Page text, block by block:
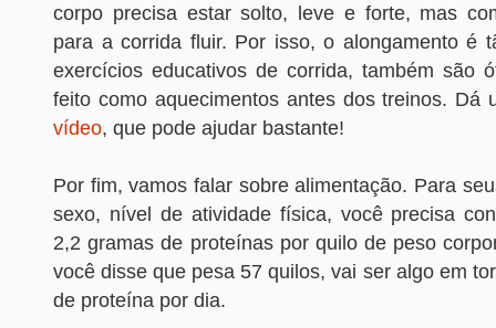
corpo precisa estar solto, leve e forte, mas
para a corrida fluir. Por isso, o alongamento é
exercícios educativos de corrida, também são
feito como aquecimentos antes dos treinos. Dá
vídeo, que pode ajudar bastante!
Por fim, vamos falar sobre alimentação. Para
sexo, nível de atividade física, você precisa
2,2 gramas de proteínas por quilo de peso
você disse que pesa 57 quilos, vai ser algo em
de proteína por dia.